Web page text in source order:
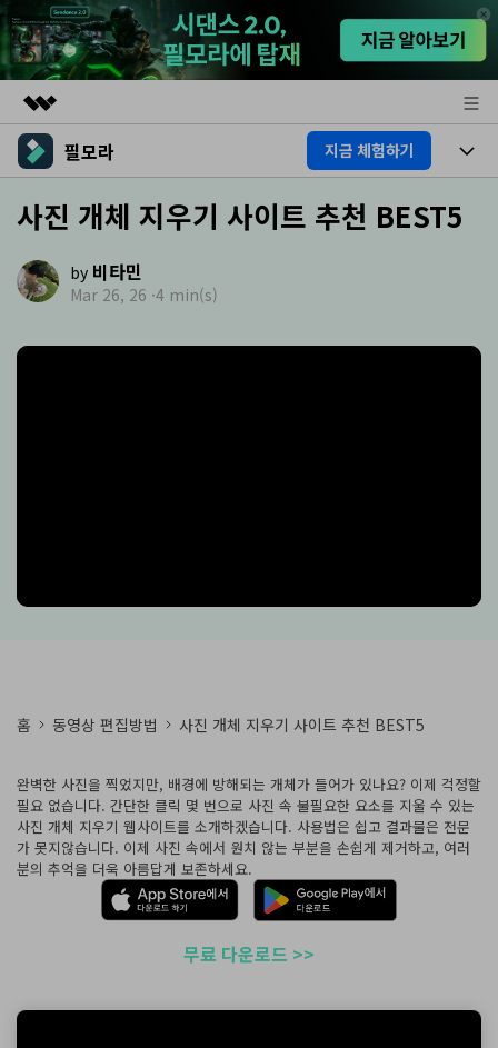
주요 제품
유틸리티
비즈니스
솔루션
회사 소개
필모라 지금 체험하기
제품
플랫폼
기능
AI
사진 개체 지우기 사이트 추천 BEST5
by 비타민
Mar 26, 26 ·4 min(s)
홈 동영상 편집방법 사진 개체 지우기 사이트 추천 BEST5
완벽한 사진을 찍었지만, 배경에 방해되는 개체가 들어가 있나요? 이제 걱정할
필요 없습니다. 간단한 클릭 몇 번으로 사진 속 불필요한 요소를 지울 수 있는
사진 개체 지우기 웹사이트를 소개하겠습니다. 사용법은 쉽고 결과물은 전문
가 못지않습니다. 이제 사진 속에서 원치 않는 부분을 손쉽게 제거하고, 여러
분의 추억을 더욱 아름답게 보존하세요.
무료 다운로드 >>